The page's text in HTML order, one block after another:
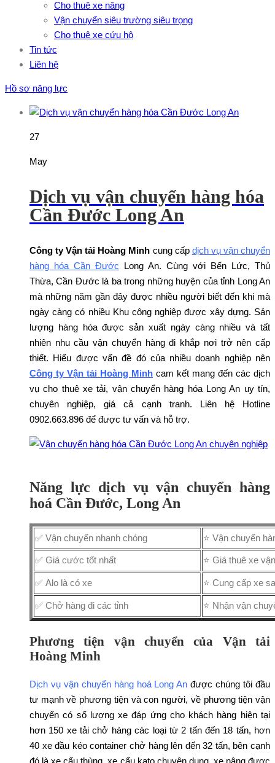
Cho thuê xe nâng
Vận chuyển siêu trường siêu trọng
Cho thuê xe cứu hộ
Tin tức
Liên hệ
Hồ sơ năng lực
27
May
Dịch vụ vận chuyển hàng hóa
Cần Đước Long An
Công ty Vận tải Hoàng Minh cung cấp dịch vụ vận chuyển
hàng hóa Cần Đước Long An. Cùng với Bến Lức, Thủ
Thừa, Cần Đước là ba trong những huyện của tỉnh Long An
mà những năm gần đây được nhiều người biết đến khi mà
ngày càng có nhiều Khu công nghiệp được xây dựng. Sản
lượng hàng hóa được sản xuất ngày càng nhiều và tất
nhiên nhu cầu vận chuyển hàng đi khắp nơi trở nên cấp
thiết. Hiểu được vấn đề đó của nhiều doanh nghiệp nên
Công ty Vận tải Hoàng Minh cam kết mang đến các dịch
vụ cho thuê xe tải, vận chuyển hàng hóa Long An uy tín,
chuyên nghiệp, giá cả cạnh tranh. Liên hệ Hotline
0902.663.896 để được tư vấn và hỗ trợ.
Năng lực dịch vụ vận chuyển hàng
hoá Cần Đước, Long An
✅ Vận chuyển nhanh chóng ⭐ Vận chuyển
✅ Giá cước tốt nhất ⭐ Giá thuê xe
✅ Alo là có xe ⭐ Cung cấp xe
✅ Chở hàng đi các tỉnh ⭐ Nhận vận
Phương tiện vận chuyển của Vận tải
Hoàng Minh
Dịch vụ vận chuyển hàng hoá Long An được chúng tôi đầu
tư mạnh về phương tiện và con người, về phương tiện vận
chuyển có số lượng xe đáp ứng cho khách hàng hiện tại
hơn 150 xe tải chở hàng các loại từ 2 tấn đến 18 tấn, hơn
40 xe đầu kéo container chở hàng lên đến 32 tấn, bên cạnh
đó là xe cẩu thùng, xe cẩu kato chuyên dụng, xe nâng được